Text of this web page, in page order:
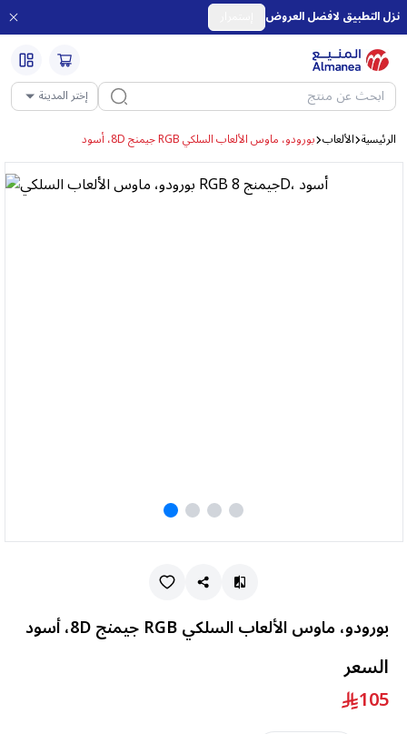
نزل التطبيق لافضل العروض
إختر المدينة
الرئيسية الألعاب بورودو، ماوس الألعاب السلكي RGB جيمنج 8D، أسود
بورودو، ماوس الألعاب السلكي RGB جيمنج 8D، أسود
السعر
105